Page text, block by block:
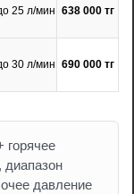
25 л/мин 638 000 тг
30 л/мин 690 000 тг
горячее
диапазон
давление